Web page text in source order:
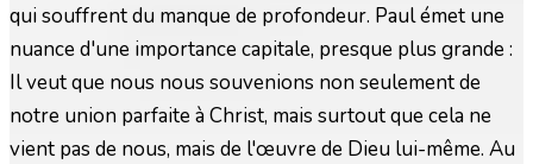
qui souffrent du manque de profondeur. Paul émet une
nuance d'une importance capitale, presque plus grande :
Il veut que nous nous souvenions non seulement de
notre union parfaite à Christ, mais surtout que cela ne
vient pas de nous, mais de l'œuvre de Dieu lui-même. Au